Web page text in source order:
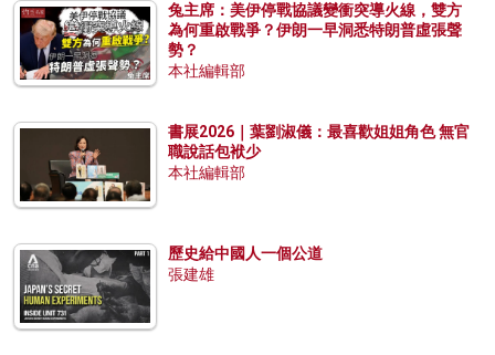
兔主席：美伊停戰協議變衝突導火線，雙方
為何重啟戰爭？伊朗一早洞悉特朗普虛張聲
勢？
本社編輯部
書展2026｜葉劉淑儀：最喜歡姐姐角色 無官
職說話包袱少
本社編輯部
歷史給中國人一個公道
張建雄